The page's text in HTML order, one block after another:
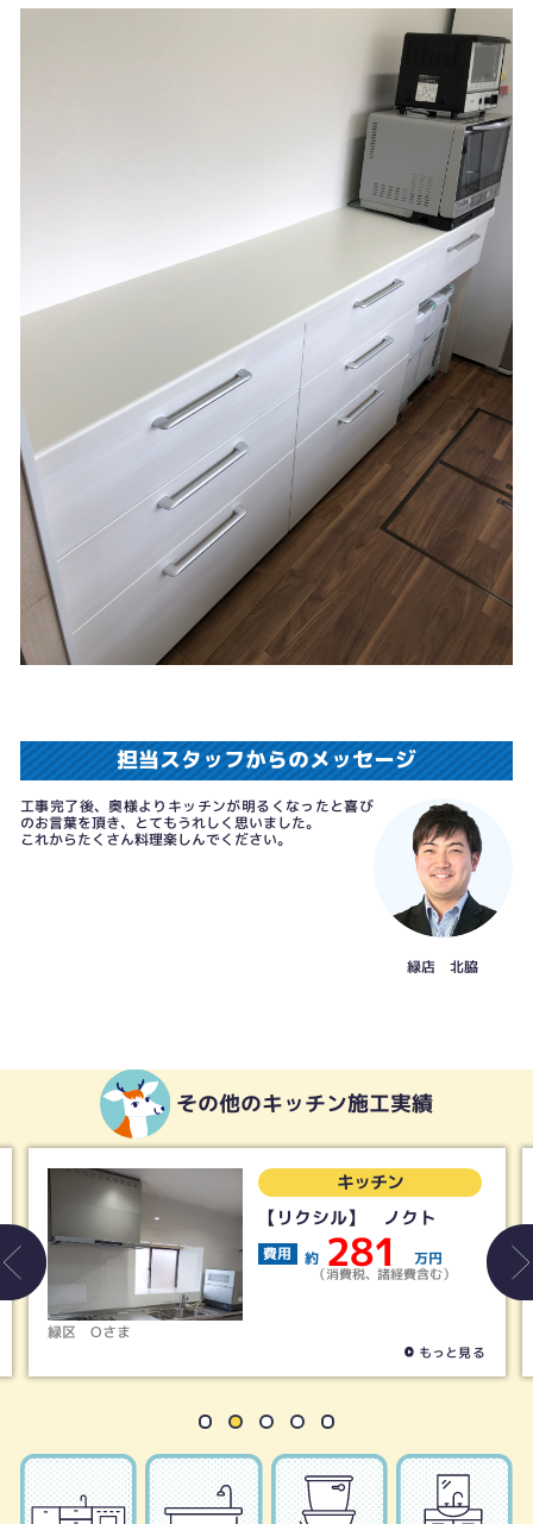
担当スタッフからのメッセージ
工事完了後、奥様よりキッチンが明るくなったと喜び
のお言葉を頂き、とてもうれしく思いました。
これからたくさん料理楽しんでください。
緑店 北脇
その他のキッチン施工実績
キッチン
ル】 ノクト
281 万円
（消費税、諸経費含む） （